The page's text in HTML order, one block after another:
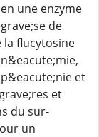
une enzyme
de
la flucytosine
et
et
du sur-
un